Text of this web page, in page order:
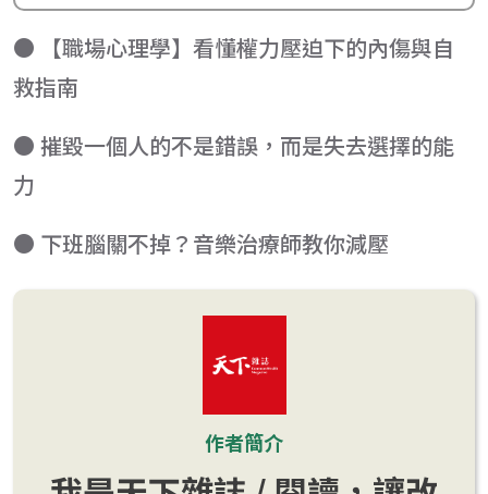
● 【職場心理學】看懂權力壓迫下的內傷與自
救指南
● 摧毀一個人的不是錯誤，而是失去選擇的能
力
● 下班腦關不掉？音樂治療師教你減壓
作者簡介